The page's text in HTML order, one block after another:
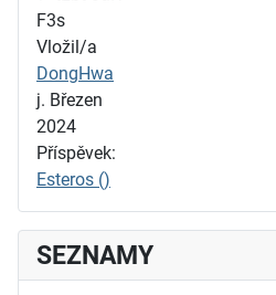
F3s
Vložil/a
DongHwa
j. Březen
2024
Příspěvek:
Esteros ()
SEZNAMY